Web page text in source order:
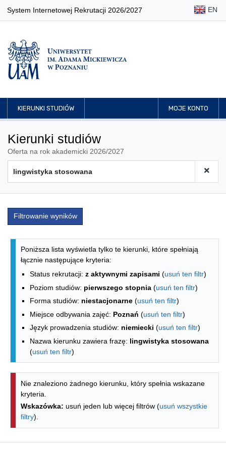
System Internetowej Rekrutacji 2026/2027 EN
KIERUNKI STUDIÓW MOJE KONTO
Kierunki studiów
Oferta na rok akademicki 2026/2027
Filtrowanie wyników
Lista kierunków - spis według
Poniższa lista wyświetla tylko te kierunki, które spełniają
łącznie następujące kryteria:
Status rekrutacji: z aktywnymi zapisami (usuń ten filtr)
Poziom studiów: pierwszego stopnia (usuń ten filtr)
Forma studiów: niestacjonarne (usuń ten filtr)
Miejsce odbywania zajęć: Poznań (usuń ten filtr)
Język prowadzenia studiów: niemiecki (usuń ten filtr)
Nazwa kierunku zawiera frazę: lingwistyka stosowana
(usuń ten filtr)
Nie znaleziono żadnego kierunku, który spełnia wskazane
kryteria.
Wskazówka: usuń jeden lub więcej filtrów (usuń wszystkie
filtry).